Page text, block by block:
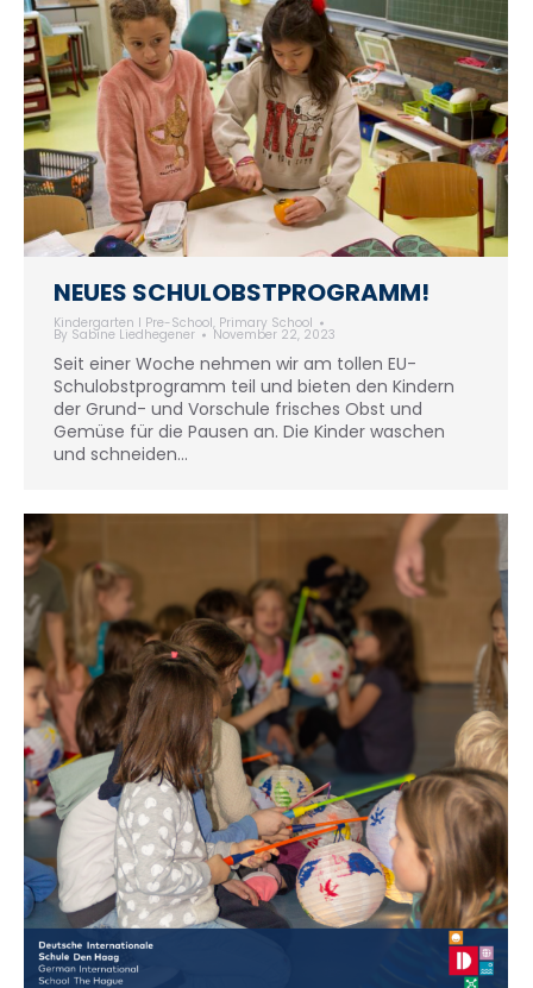
NEUES SCHULOBSTPROGRAMM!
Kindergarten I Pre-School, Primary School
By Sabine Liedhegener November 22, 2023
Seit einer Woche nehmen wir am tollen EU-
Schulobstprogramm teil und bieten den Kindern
der Grund- und Vorschule frisches Obst und
Gemüse für die Pausen an. Die Kinder waschen
und schneiden…